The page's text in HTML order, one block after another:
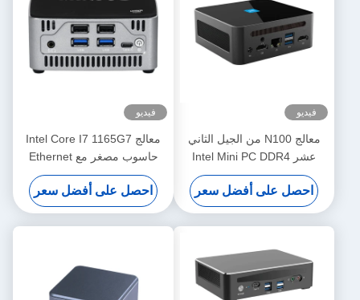
فيديو
معالج N100 من الجيل الثاني
عشر Intel Mini PC DDR4
32GB مع LAN واحد HDMI
مزدوج
احصل على أفضل سعر
فيديو
معالج Intel Core I7 1165G7
حاسوب مصغر مع Ethernet
مزدوج و DDR4 تصل إلى
64GB
احصل على أفضل سعر